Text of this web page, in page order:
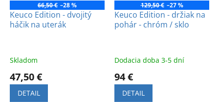
66,50 € –28 %
Keuco Edition - dvojitý
háčik na uterák
Skladom
47,50 €
DETAIL
129,50 € –27 %
Keuco Edition - držiak na
pohár - chróm / sklo
Dodacia doba 3-5 dní
94 €
DETAIL